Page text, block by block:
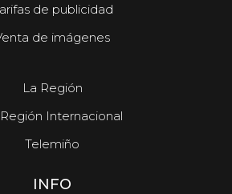
de publicidad
de imágenes
La Región
Internacional
Telemiño
INFO